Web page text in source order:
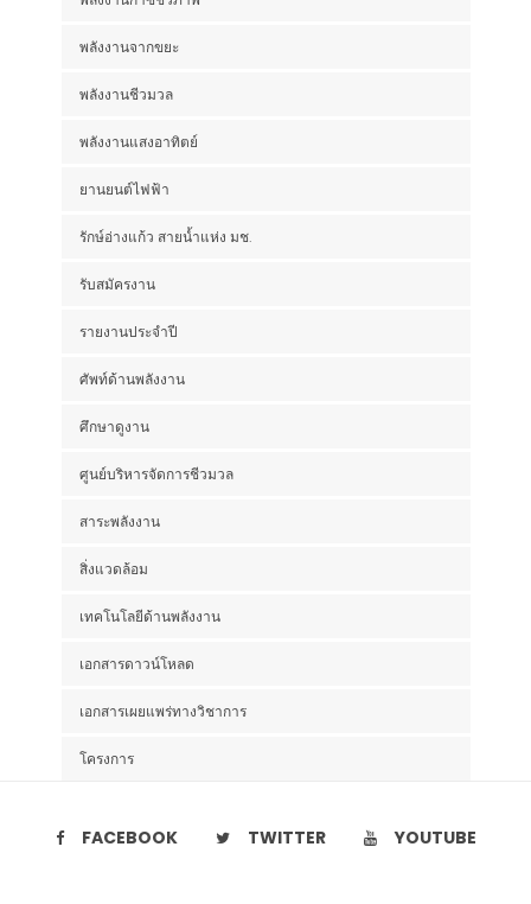
พลังงานจากขยะ
พลังงานชีวมวล
พลังงานแสงอาทิตย์
ยานยนต์ไฟฟ้า
รักษ์อ่างแก้ว สายน้ำแห่ง มช.
รับสมัครงาน
รายงานประจำปี
ศัพท์ด้านพลังงาน
ศึกษาดูงาน
ศูนย์บริหารจัดการชีวมวล
สาระพลังงาน
สิ่งแวดล้อม
เทคโนโลยีด้านพลังงาน
เอกสารดาวน์โหลด
เอกสารเผยแพร่ทางวิชาการ
โครงการ
FACEBOOK TWITTER YOUTUBE